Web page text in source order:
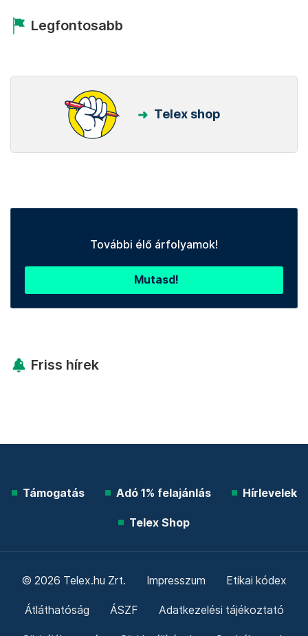
Legfontosabb
Telex shop
További élő árfolyamok!
Mutasd!
Friss hírek
Támogatás Adó 1% felajánlás Hírlevelek
Telex Shop
© 2026 Telex.hu Zrt. Impresszum Etikai kódex
Átláthatóság ÁSZF Adatkezelési tájékoztató